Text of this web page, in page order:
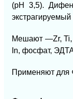
(рН 3,5).
Мешают —Zr, Ti,
In, фосфат,
Применяют для